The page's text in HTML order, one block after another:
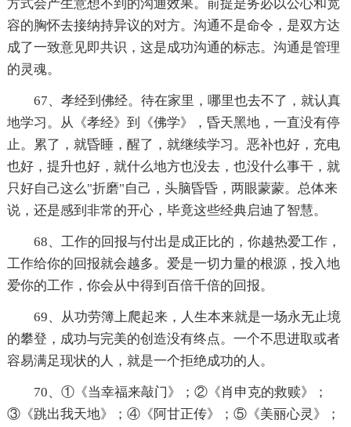
方式会产生意想不到的沟通效果。前提是务必以公心和宽
容的胸怀去接纳持异议的对方。沟通不是命令，是双方达
成了一致意见即共识，这是成功沟通的标志。沟通是管理
的灵魂。
67、孝经到佛经。待在家里，哪里也去不了，就认真
地学习。从《孝经》到《佛学》，昏天黑地，一直没有停
止。累了，就昏睡，醒了，就继续学习。恶补也好，充电
也好，提升也好，就什么地方也没去，也没什么事干，就
只好自己这么"折磨"自己，头脑昏昏，两眼蒙蒙。总体来
说，还是感到非常的开心，毕竟这些经典启迪了智慧。
68、工作的回报与付出是成正比的，你越热爱工作，
工作给你的回报就会越多。爱是一切力量的根源，投入地
爱你的工作，你会从中得到百倍千倍的回报。
69、从功劳簿上爬起来，人生本来就是一场永无止境
的攀登，成功与完美的创造没有终点。一个不思进取或者
容易满足现状的人，就是一个拒绝成功的人。
70、①《当幸福来敲门》；②《肖申克的救赎》；
③《跳出我天地》；④《阿甘正传》；⑤《美丽心灵》；